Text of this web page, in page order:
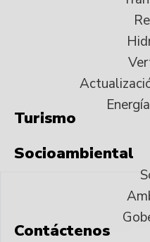
Turismo
Socioambiental
Contáctenos